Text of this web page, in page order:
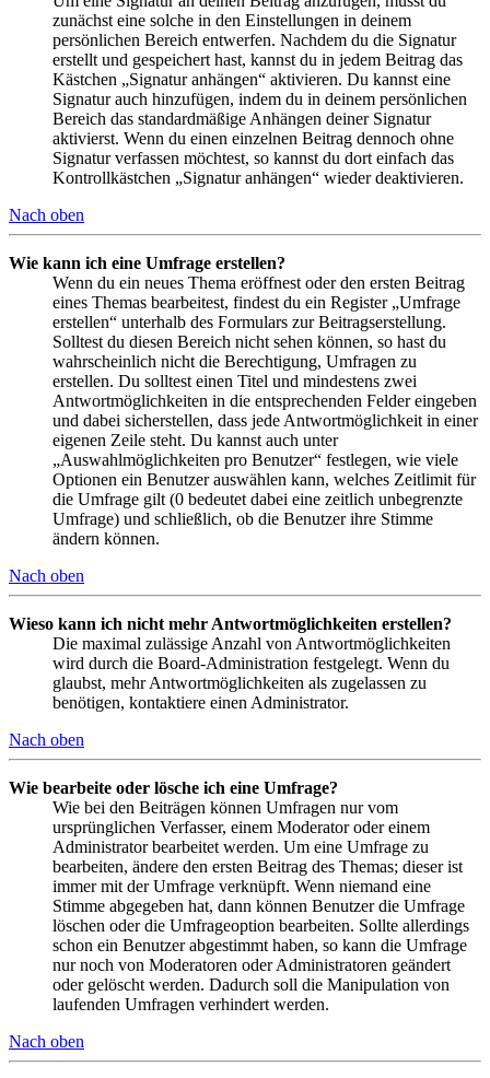
zunächst eine solche in den Einstellungen in deinem
persönlichen Bereich entwerfen. Nachdem du die Signatur
erstellt und gespeichert hast, kannst du in jedem Beitrag das
Kästchen „Signatur anhängen“ aktivieren. Du kannst eine
Signatur auch hinzufügen, indem du in deinem persönlichen
Bereich das standardmäßige Anhängen deiner Signatur
aktivierst. Wenn du einen einzelnen Beitrag dennoch ohne
Signatur verfassen möchtest, so kannst du dort einfach das
Kontrollkästchen „Signatur anhängen“ wieder deaktivieren.
Nach oben
Wie kann ich eine Umfrage erstellen?
Wenn du ein neues Thema eröffnest oder den ersten Beitrag
eines Themas bearbeitest, findest du ein Register „Umfrage
erstellen“ unterhalb des Formulars zur Beitragserstellung.
Solltest du diesen Bereich nicht sehen können, so hast du
wahrscheinlich nicht die Berechtigung, Umfragen zu
erstellen. Du solltest einen Titel und mindestens zwei
Antwortmöglichkeiten in die entsprechenden Felder eingeben
und dabei sicherstellen, dass jede Antwortmöglichkeit in einer
eigenen Zeile steht. Du kannst auch unter
„Auswahlmöglichkeiten pro Benutzer“ festlegen, wie viele
Optionen ein Benutzer auswählen kann, welches Zeitlimit für
die Umfrage gilt (0 bedeutet dabei eine zeitlich unbegrenzte
Umfrage) und schließlich, ob die Benutzer ihre Stimme
ändern können.
Nach oben
Wieso kann ich nicht mehr Antwortmöglichkeiten erstellen?
Die maximal zulässige Anzahl von Antwortmöglichkeiten
wird durch die Board-Administration festgelegt. Wenn du
glaubst, mehr Antwortmöglichkeiten als zugelassen zu
benötigen, kontaktiere einen Administrator.
Nach oben
Wie bearbeite oder lösche ich eine Umfrage?
Wie bei den Beiträgen können Umfragen nur vom
ursprünglichen Verfasser, einem Moderator oder einem
Administrator bearbeitet werden. Um eine Umfrage zu
bearbeiten, ändere den ersten Beitrag des Themas; dieser ist
immer mit der Umfrage verknüpft. Wenn niemand eine
Stimme abgegeben hat, dann können Benutzer die Umfrage
löschen oder die Umfrageoption bearbeiten. Sollte allerdings
schon ein Benutzer abgestimmt haben, so kann die Umfrage
nur noch von Moderatoren oder Administratoren geändert
oder gelöscht werden. Dadurch soll die Manipulation von
laufenden Umfragen verhindert werden.
Nach oben